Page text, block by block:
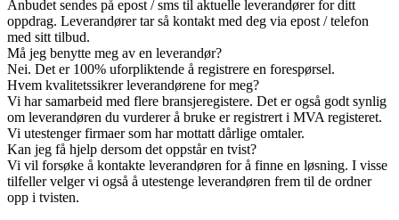
Anbudet sendes på epost / sms til aktuelle leverandører for ditt
oppdrag. Leverandører tar så kontakt med deg via epost / telefon
med sitt tilbud.
Må jeg benytte meg av en leverandør?
Nei. Det er 100% uforpliktende å registrere en forespørsel.
Hvem kvalitetssikrer leverandørene for meg?
Vi har samarbeid med flere bransjeregistere. Det er også godt synlig
om leverandøren du vurderer å bruke er registrert i MVA registeret.
Vi utestenger firmaer som har mottatt dårlige omtaler.
Kan jeg få hjelp dersom det oppstår en tvist?
Vi vil forsøke å kontakte leverandøren for å finne en løsning. I visse
tilfeller velger vi også å utestenge leverandøren frem til de ordner
opp i tvisten.